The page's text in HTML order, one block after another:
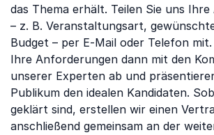
das Thema erhält. Teilen Sie uns
– z. B. Veranstaltungsart,
Budget – per E-Mail oder Telefon
Ihre Anforderungen dann mit den
unserer Experten ab und
Publikum den idealen Kandidaten.
geklärt sind, erstellen wir einen
anschließend gemeinsam an der